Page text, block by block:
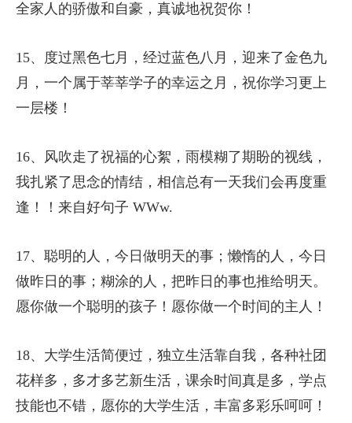
全家人的骄傲和自豪，真诚地祝贺你！
15、度过黑色七月，经过蓝色八月，迎来了金色九
月，一个属于莘莘学子的幸运之月，祝你学习更上
一层楼！
16、风吹走了祝福的心絮，雨模糊了期盼的视线，
我扎紧了思念的情结，相信总有一天我们会再度重
逢！！来自好句子 WWw.
17、聪明的人，今日做明天的事；懒惰的人，今日
做昨日的事；糊涂的人，把昨日的事也推给明天。
愿你做一个聪明的孩子！愿你做一个时间的主人！
18、大学生活简便过，独立生活靠自我，各种社团
花样多，多才多艺新生活，课余时间真是多，学点
技能也不错，愿你的大学生活，丰富多彩乐呵呵！